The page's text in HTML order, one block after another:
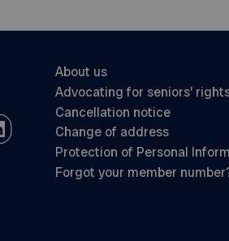
About us
Advocating for seniors’
Cancellation notice
Change of address
Protection of Personal
Forgot your member